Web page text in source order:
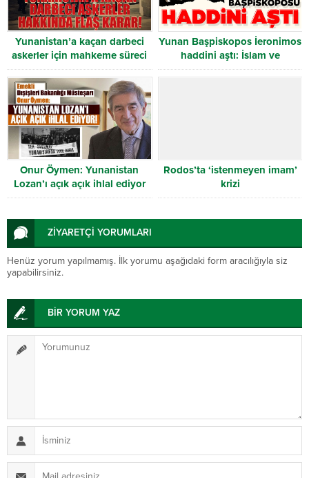
Yunanistan’a kaçan darbeci
askerler için mahkeme süreci
yeniden başlıyor
Yunan Başpiskopos İeronimos
haddini aştı: İslam ve
Müslümanlara yönelik skandal
Onur Öymen: Yunanistan
Lozan’ı açık açık ihlal ediyor
Rodos’ta ‘istenmeyen imam’
krizi
ZİYARETÇİ YORUMLARI
Henüz yorum yapılmamış. İlk yorumu aşağıdaki form aracılığıyla siz
yapabilirsiniz.
BİR YORUM YAZ